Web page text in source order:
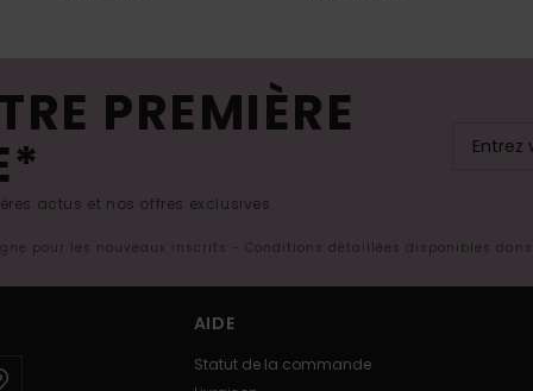
PREMIÈRE
actus et nos offres exclusives.
pour les nouveaux inscrits - Conditions détaillées disponibles
AIDE
Statut de la commande